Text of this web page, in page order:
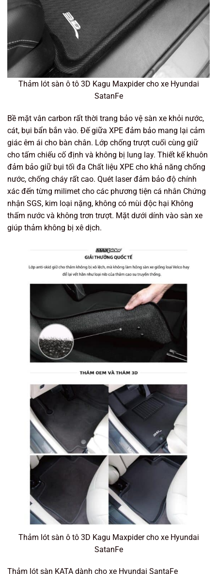
Thảm lót sàn ô tô 3D Kagu Maxpider cho xe Hyundai
SatanFe
Bề mặt vân carbon rất thời trang bảo vệ sàn xe khỏi nước,
cát, bụi bẩn bắn vào. Đế giữa XPE đảm bảo mang lại cảm
giác êm ái cho bàn chân. Lớp chống trượt cuối cùng giữ
cho tấm chiếu cố định và không bị lung lay. Thiết kế khuôn
đảm bảo giữ bụi tối đa Chất liệu XPE cho khả năng chống
nước, chống cháy rất cao. Quét laser đảm bảo độ chính
xác đến từng milimet cho các phương tiện cá nhân Chứng
nhận SGS, kim loại nặng, không có mùi độc hại Không
thấm nước và không trơn trượt. Mặt dưới dính vào sàn xe
giúp thảm không bị xê dịch.
Thảm lót sàn ô tô 3D Kagu Maxpider cho xe Hyundai
SatanFe
Thảm lót sàn KATA dành cho xe Hyundai SantaFe